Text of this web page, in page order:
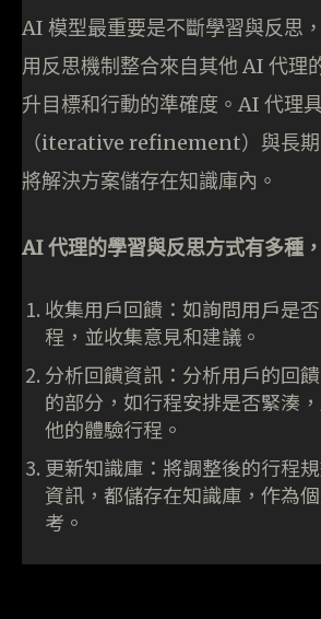
AI 模型最重要是不斷學習與反思
用反思機制整合來自其他 AI 代理
升目標和行動的準確度。AI 代理
（iterative refinement）與長期
將解決方案儲存在知識庫內。
AI 代理的學習與反思方式有多種
收集用戶回饋：如詢問用戶是
程，並收集意見和建議。
分析回饋資訊：分析用戶的回
的部分，如行程安排是否緊湊
他的體驗行程。
更新知識庫：將調整後的行程
資訊，都儲存在知識庫，作為
考。